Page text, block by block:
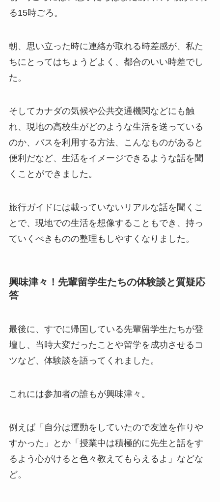
る15時ごろ。
朝、思い立った時に連絡が取れる時差感が、私た
ちにとってはちょうどよく、都合のいい時差でし
た。
そしてカナダの気候や公共交通機関などにも触
れ、現地の高校生がどのような生活を送っている
のか、バスを利用する方法、こんなものがあると
便利だなど、生活をイメージできるような話を聞
くことができました。
旅行ガイドには載っていないリアルな話を聞くこ
とで、現地での生活を想像することもでき、持っ
ていくべきものの整理もしやすくなりました。
興味津々！先輩留学生たちの体験談と質疑応
答
最後に、すでに帰国している先輩留学生たちが登
壇し、当時大変だったことや留学を成功させるコ
ツなど、体験談を語ってくれました。
これには参加者の誰もが興味津々。
例えば「自分は運動をしていたので友達を作りや
すかった」とか「授業中は積極的に先生と話をす
るよう心がけると色々教えてもらえるよ」などな
ど。